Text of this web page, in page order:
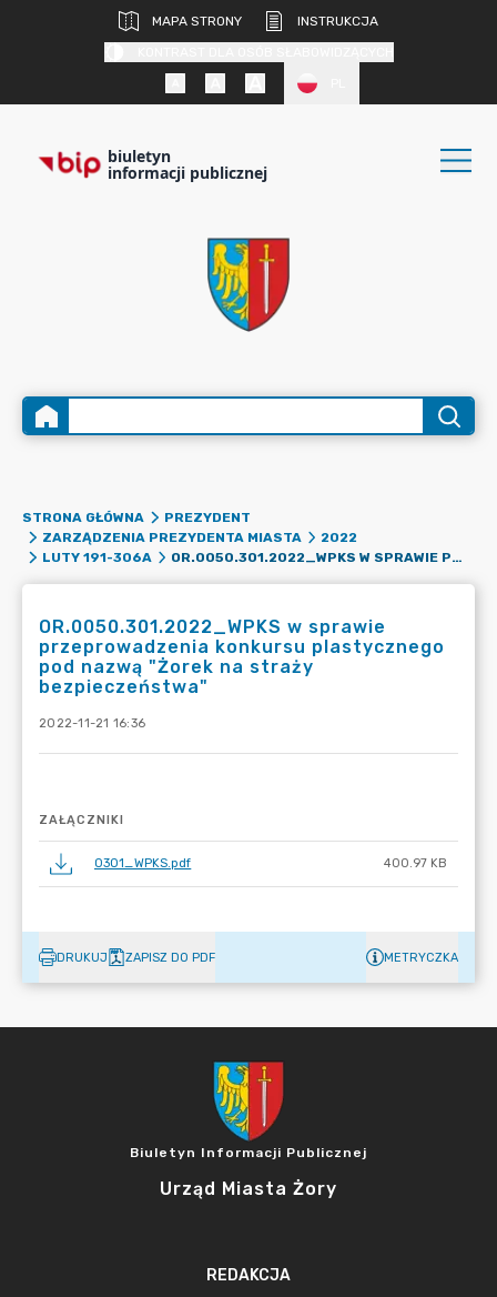
MAPA STRONY
INSTRUKCJA
biuletyn
informacji publicznej
STRONA GŁÓWNA
PREZYDENT
ZARZĄDZENIA PREZYDENTA MIASTA
2022
LUTY 191-306A
OR.0050.301.2022_WPKS W SPRAWIE PRZEPROWADZENIA KONKURSU PLASTYCZNEGO POD NAZWĄ "ŻOREK NA STRAŻY BEZPIECZEŃSTWA"
OR.0050.301.2022_WPKS w sprawie
przeprowadzenia konkursu plastycznego
pod nazwą "Żorek na straży
bezpieczeństwa"
2022-11-21 16:36
ZAŁĄCZNIKI
0301_WPKS.pdf 400.97 KB
DRUKUJ ZAPISZ DO PDF METRYCZKA
Biuletyn Informacji Publicznej
Urząd Miasta Żory
REDAKCJA